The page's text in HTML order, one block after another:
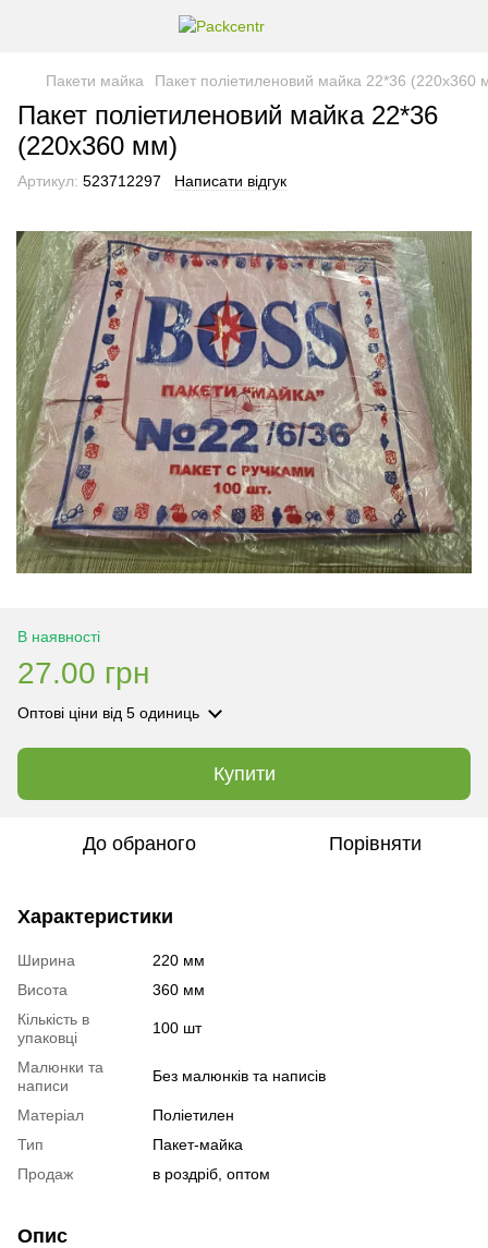
Пакети майка Пакет поліетиленовий майка 22*36 (220х360
Пакет поліетиленовий майка 22*36
(220х360 мм)
Артикул: 523712297 Написати відгук
В наявності
27.00 грн
Оптові ціни від 5 одиниць
Купити
До обраного Порівняти
Характеристики
Ширина
220 мм
Висота
360 мм
Кількість в
упаковці
100 шт
Малюнки та
написи
Без малюнків та написів
Матеріал
Поліетилен
Тип
Пакет-майка
Продаж
в роздріб, оптом
Опис